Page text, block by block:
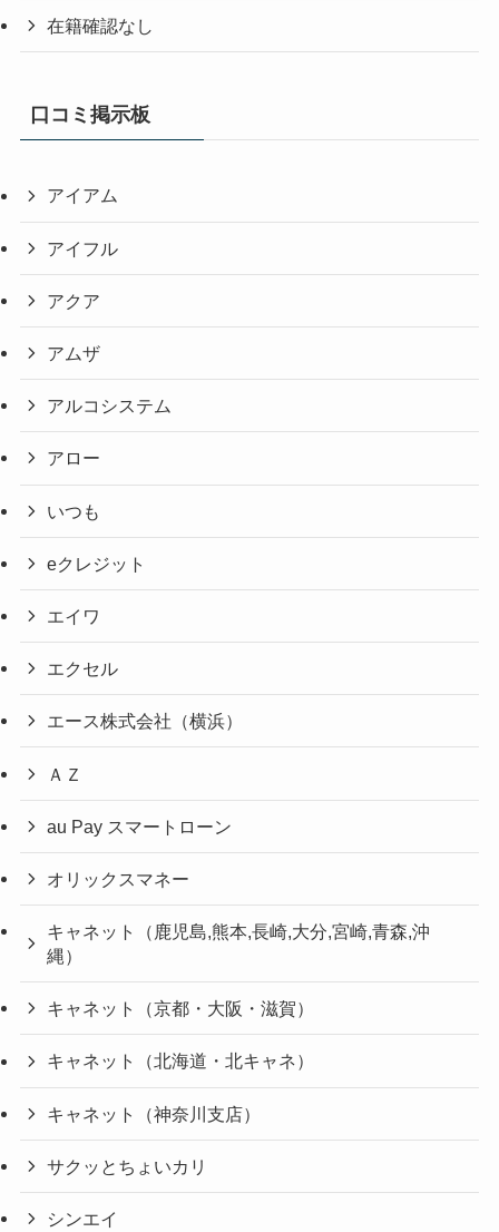
在籍確認なし
口コミ掲示板
アイアム
アイフル
アクア
アムザ
アルコシステム
アロー
いつも
eクレジット
エイワ
エクセル
エース株式会社（横浜）
ＡＺ
au Pay スマートローン
オリックスマネー
キャネット（鹿児島,熊本,長崎,大分,宮崎,青森,沖
縄）
キャネット（京都・大阪・滋賀）
キャネット（北海道・北キャネ）
キャネット（神奈川支店）
サクッとちょいカリ
シンエイ